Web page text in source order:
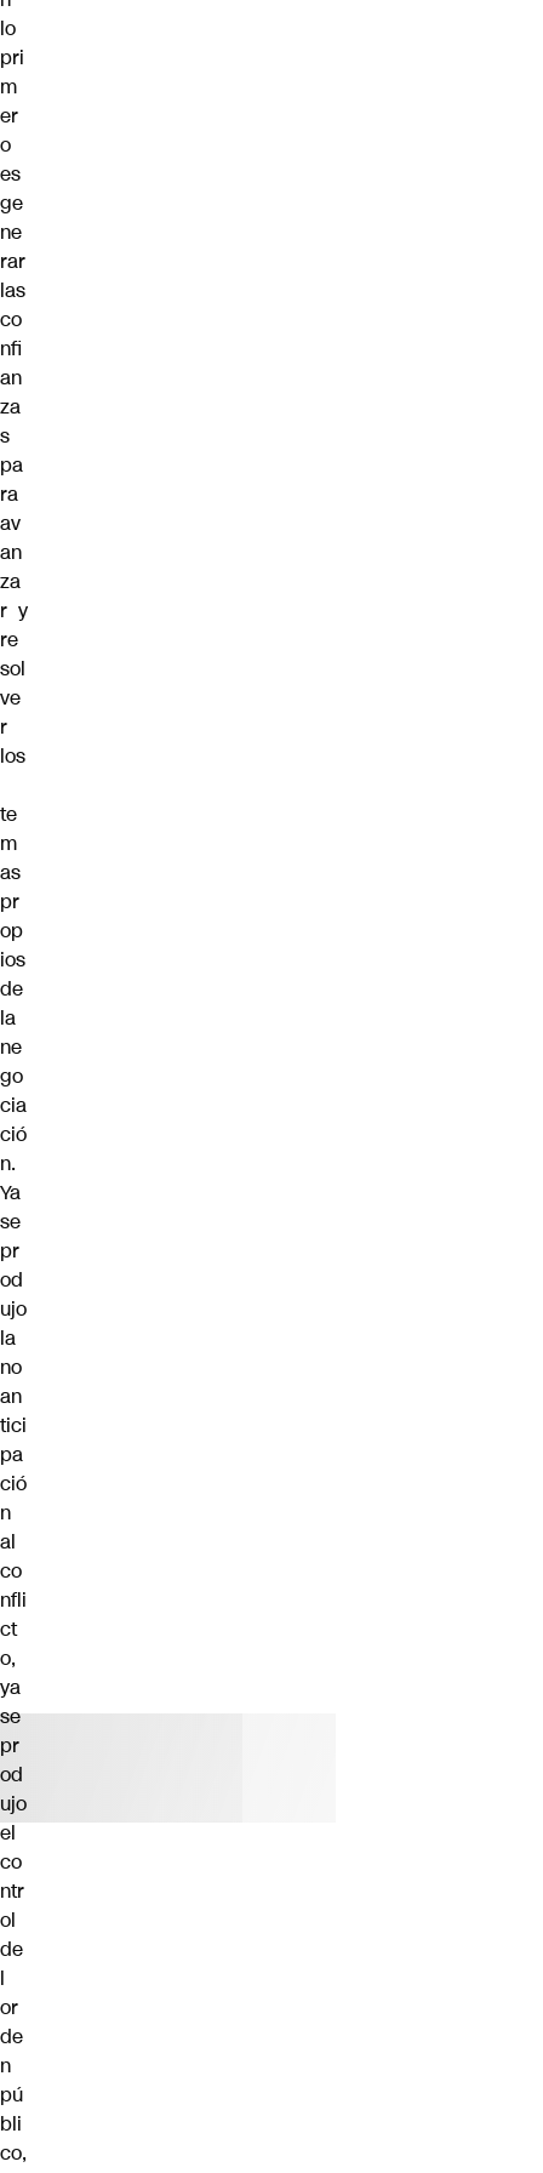
lo
pri
m
er
o
es
ge
ne
rar
las
co
nfi
an
za
s
pa
ra
av
an
za
r y
re
sol
ve
r
los
te
m
as
pr
op
ios
de
la
ne
go
cia
ció
n.
Ya
se
pr
od
ujo
la
no
an
tici
pa
ció
n
al
co
nfli
ct
o,
ya
se
pr
od
ujo
el
co
ntr
ol
de
l
or
de
n
pú
bli
co,